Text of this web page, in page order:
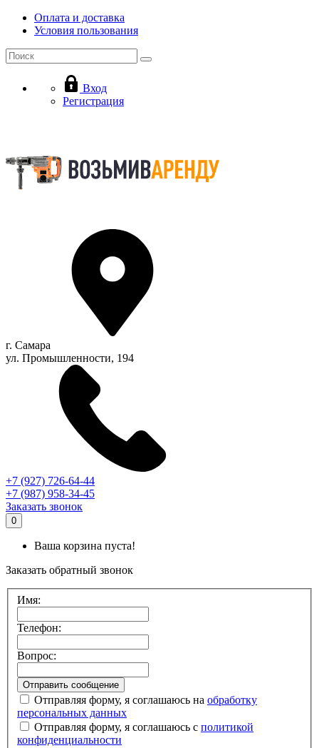
Оплата и доставка
Условия пользования
Вход
Регистрация
г. Самара
ул. Промышленности, 194
+7 (927) 726-64-44
+7 (987) 958-34-45
Заказать звонок
0
Ваша корзина пуста!
Заказать обратный звонок
Имя:
Телефон:
Вопрос:
Отправляя форму, я соглашаюсь на обработку
персональных данных
Отправляя форму, я соглашаюсь с политикой
конфиденциальности